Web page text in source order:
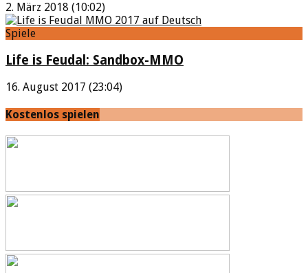
2. März 2018 (10:02)
Spiele
Life is Feudal: Sandbox-MMO
16. August 2017 (23:04)
Kostenlos spielen